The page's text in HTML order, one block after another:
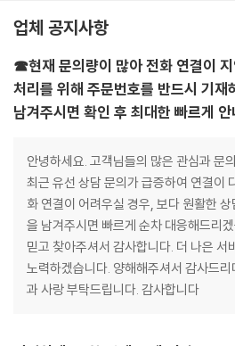
업체 공지사항
☎현재 문의량이 많아 전화 연결이
처리를 위해 주문번호를 반드시 기재
남겨주시면 확인 후 최대한 빠르게
안녕하세요. 고객님들의 많은 관심과 문
최근 유선 상담 문의가 급증하여 연결이
화 연결이 어려우실 경우, 보다 원활한
을 남겨주시면 빠르게 순차 대응해드리
믿고 찾아주셔서 감사합니다. 더 나은 서
노력하겠습니다. 양해해주셔서 감사드
과 사랑 부탁드립니다. 감사합니다